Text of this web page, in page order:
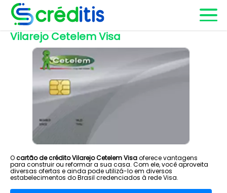
Vilarejo Cetelem Visa
Ocartão de crédito Vilarejo Cetelem Visaoferece vantagens
para construir ou reformar a sua casa. Com ele, você aproveita
diversas ofertas e ainda pode utilizá-lo em diversos
estabelecimentos do Brasil credenciados à rede Visa.